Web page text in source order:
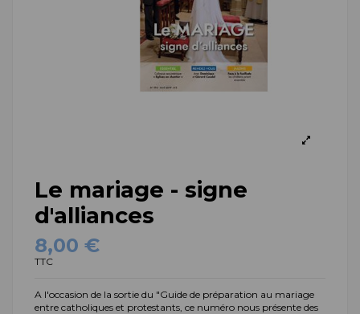
Le mariage - signe
d'alliances
8,00 €
TTC
A l'occasion de la sortie du "Guide de préparation au mariage
entre catholiques et protestants, ce numéro nous présente des